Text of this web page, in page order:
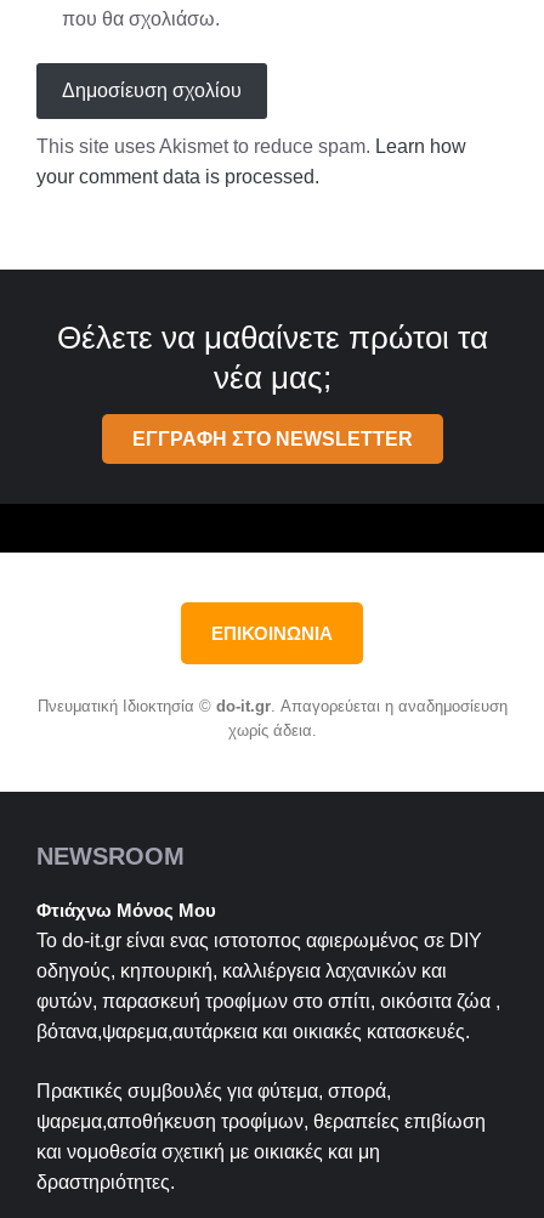
που θα σχολιάσω.
This site uses Akismet to reduce spam. Learn how
your comment data is processed.
Θέλετε να μαθαίνετε πρώτοι τα
νέα μας;
ΕΓΓΡΑΦΗ ΣΤΟ NEWSLETTER
ΕΠΙΚΟΙΝΩΝΙΑ
Πνευματική Ιδιοκτησία © do-it.gr. Απαγορεύεται η αναδημοσίευση
χωρίς άδεια.
NEWSROOM
Φτιάχνω Μόνος Μου
Το do-it.gr είναι ενας ιστοτοπος αφιερωμένος σε DIY
οδηγούς, κηπουρική, καλλιέργεια λαχανικών και
φυτών, παρασκευή τροφίμων στο σπίτι, οικόσιτα ζώα ,
βότανα,ψαρεμα,αυτάρκεια και οικιακές κατασκευές.
Πρακτικές συμβουλές για φύτεμα, σπορά,
ψαρεμα,αποθήκευση τροφίμων, θεραπείες επιβίωση
και νομοθεσία σχετική με οικιακές και μη
δραστηριότητες.